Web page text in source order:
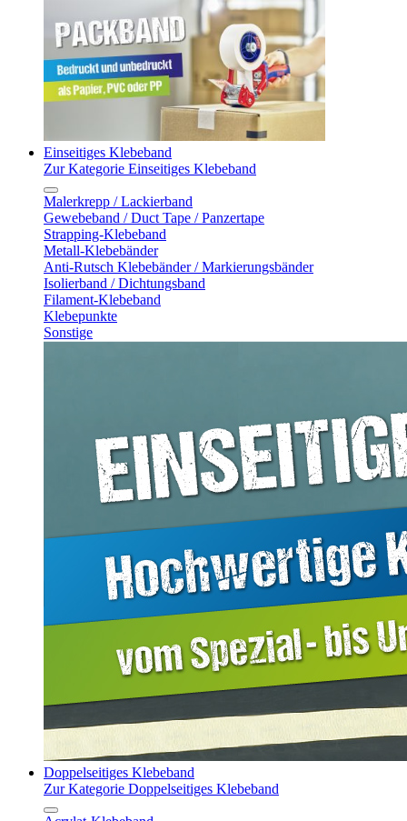
Einseitiges Klebeband
Zur Kategorie Einseitiges Klebeband
Malerkrepp / Lackierband
Gewebeband / Duct Tape / Panzertape
Strapping-Klebeband
Metall-Klebebänder
Anti-Rutsch Klebebänder / Markierungsbänder
Isolierband / Dichtungsband
Filament-Klebeband
Klebepunkte
Sonstige
Doppelseitiges Klebeband
Zur Kategorie Doppelseitiges Klebeband